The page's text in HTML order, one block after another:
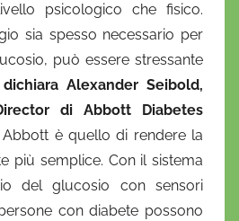
psicologico che fisico.
sia spesso necessario per
può essere stressante
dichiara Alexander Seibold,
di Abbott Diabetes
Abbott è quello di rendere la
più semplice. Con il sistema
del glucosio con sensori
con diabete possono